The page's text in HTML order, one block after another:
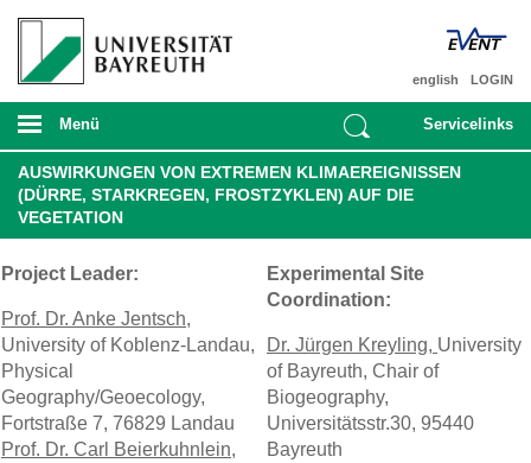
LOGIN
english
Menü Servicelinks
AUSWIRKUNGEN VON EXTREMEN KLIMAEREIGNISSEN
(DÜRRE, STARKREGEN, FROSTZYKLEN) AUF DIE
VEGETATION
Project Leader:
Prof. Dr. Anke Jentsch,
University of Koblenz-Landau,
Physical
Geography/Geoecology,
Fortstraße 7, 76829 Landau
Prof. Dr. Carl Beierkuhnlein,
Experimental Site
Coordination:
Dr. Jürgen Kreyling, University
of Bayreuth, Chair of
Biogeography,
Universitätsstr.30, 95440
Bayreuth